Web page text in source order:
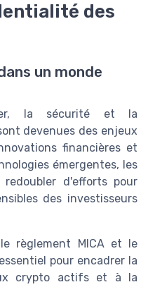
des
un monde
la sécurité et la
devenues des enjeux
financières et
émergentes, les
d'efforts pour
des investisseurs
règlement MICA et le
pour encadrer la
crypto actifs et à la